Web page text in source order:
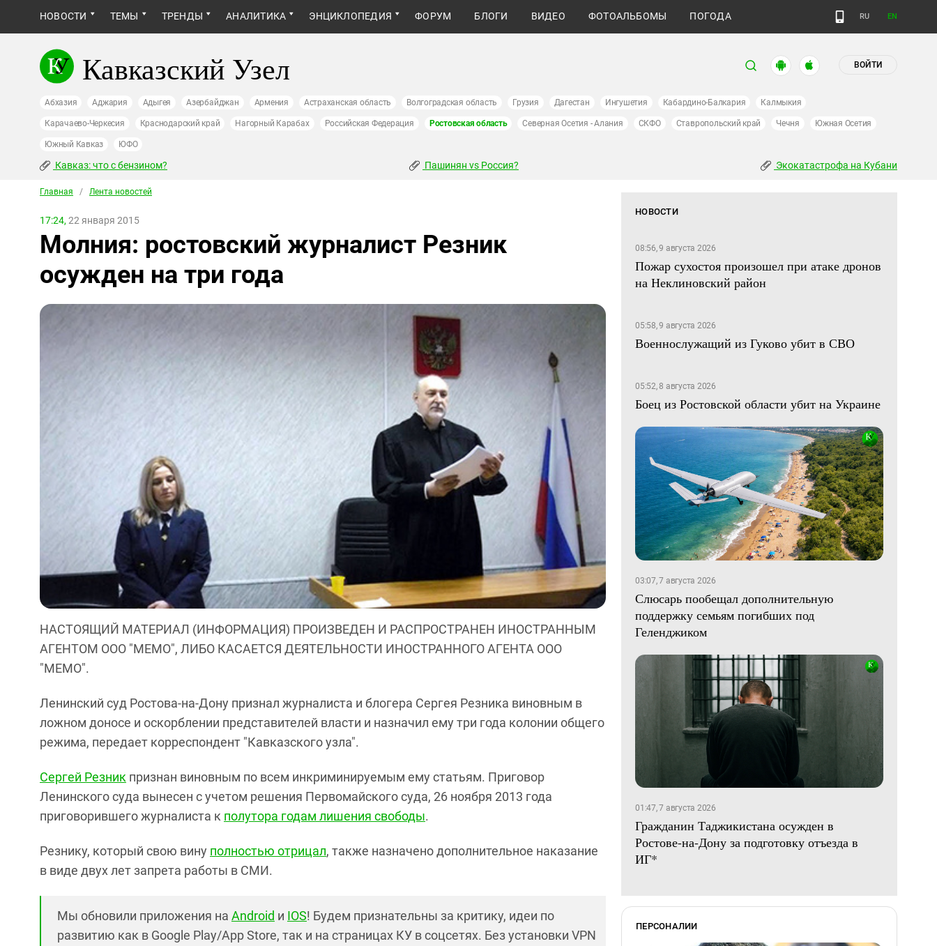
НОВОСТИ ТЕМЫ ТРЕНДЫ АНАЛИТИКА ЭНЦИКЛОПЕДИЯ ФОРУМ БЛОГИ ВИДЕО ФОТОАЛЬБОМЫ ПОГОДА RU EN
Кавказский Узел ВОЙТИ
Абхазия Аджария Адыгея Азербайджан Армения Астраханская область Волгоградская область Грузия Дагестан Ингушетия Кабардино-Балкария Калмыкия
Карачаево-Черкесия Краснодарский край Нагорный Карабах Российская Федерация Ростовская область Северная Осетия - Алания СКФО Ставропольский край Чечня Южная Осетия
Южный Кавказ ЮФО
Кавказ: что с бензином? Пашинян vs Россия? Экокатастрофа на Кубани
Главная / Лента новостей
17:24, 22 января 2015
Молния: ростовский журналист Резник
осужден на три года
НАСТОЯЩИЙ МАТЕРИАЛ (ИНФОРМАЦИЯ) ПРОИЗВЕДЕН И РАСПРОСТРАНЕН ИНОСТРАННЫМ
АГЕНТОМ ООО "МЕМО", ЛИБО КАСАЕТСЯ ДЕЯТЕЛЬНОСТИ ИНОСТРАННОГО АГЕНТА ООО
"МЕМО".
Ленинский суд Ростова-на-Дону признал журналиста и блогера Сергея Резника виновным в
ложном доносе и оскорблении представителей власти и назначил ему три года колонии общего
режима, передает корреспондент "Кавказского узла".
Сергей Резник признан виновным по всем инкриминируемым ему статьям. Приговор
Ленинского суда вынесен с учетом решения Первомайского суда, 26 ноября 2013 года
приговорившего журналиста к полутора годам лишения свободы.
Резнику, который свою вину полностью отрицал, также назначено дополнительное наказание
в виде двух лет запрета работы в СМИ.
Мы обновили приложения на Android и IOS! Будем признательны за критику, идеи по
развитию как в Google Play/App Store, так и на страницах КУ в соцсетях. Без установки VPN
НОВОСТИ
08:56, 9 августа 2026
Пожар сухостоя произошел при атаке дронов
на Неклиновский район
05:58, 9 августа 2026
Военнослужащий из Гуково убит в СВО
05:52, 8 августа 2026
Боец из Ростовской области убит на Украине
03:07, 7 августа 2026
Слюсарь пообещал дополнительную
поддержку семьям погибших под
Геленджиком
01:47, 7 августа 2026
Гражданин Таджикистана осужден в
Ростове-на-Дону за подготовку отъезда в
ИГ*
ПЕРСОНАЛИИ